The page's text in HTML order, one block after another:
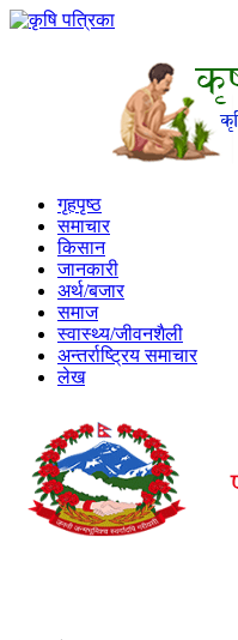
गृहपृष्ठ
समाचार
किसान
जानकारी
अर्थ/बजार
समाज
स्वास्थ्य/जीवनशैली
अन्तर्राष्ट्रिय समाचार
लेख